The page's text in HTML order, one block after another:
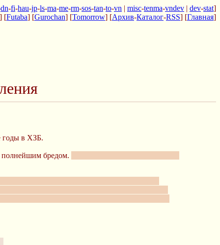
dn-fi-hau-jp-ls-ma-me-rm-sos-tan-to-vn | misc-tenma-vndev | dev-stat]
] [Futaba] [Gurochan] [Tomorrow] [Архив-Каталог-RSS] [Главная]
годы в ХЗБ.
полнейшим бредом.